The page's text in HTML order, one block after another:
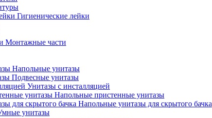
Гигиенические лейки
Монтажные части
Напольные унитазы
Подвесные унитазы
Унитазы с инсталляцией
Напольные пристенные унитазы
Напольные унитазы для скрытого бачка
унитазы